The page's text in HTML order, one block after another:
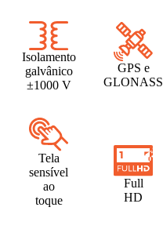
Isolamento
galvânico
±1000 V
GPS e
GLONASS
Tela
sensível
ao
toque
Full
HD